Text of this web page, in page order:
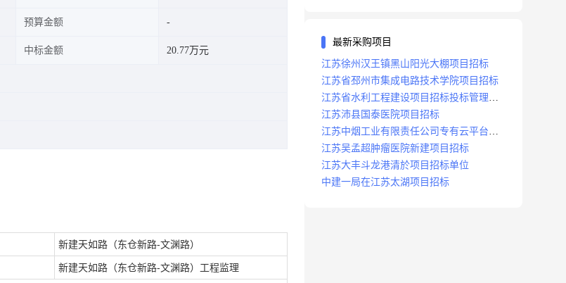
预算金额
中标金额 20.77万元
新建天如路（东仓新路-文渊路）
新建天如路（东仓新路-文渊路）工程监理
最新采购项目
江苏徐州汉王镇黑山阳光大棚项目招标
江苏省邳州市集成电路技术学院项目招标
江苏省水利工程建设项目招标投标管理办
法
江苏沛县国泰医院项目招标
江苏中烟工业有限责任公司专有云平台扩
容项目招标
江苏吴孟超肿瘤医院新建项目招标
江苏大丰斗龙港清於项目招标单位
中建一局在江苏太湖项目招标